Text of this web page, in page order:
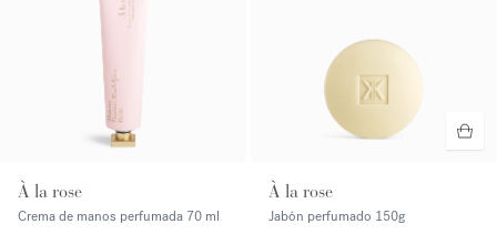
À la rose
Crema de manos perfumada 70 ml
À la rose
Jabón perfumado 150g